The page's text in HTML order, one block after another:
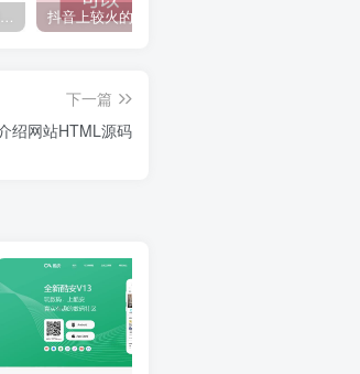
计算机专业相关的毕业设计论文合集免费下载
下一篇
绍网站HTML源码